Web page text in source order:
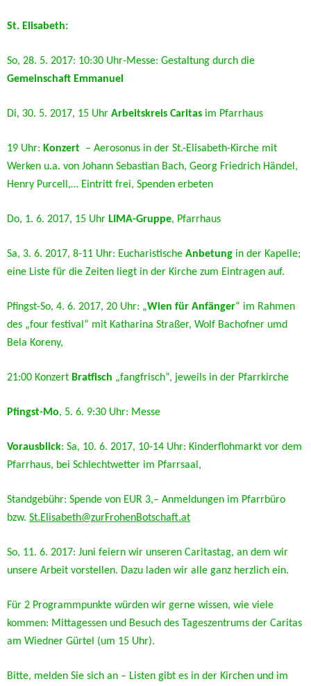
St. Elisabeth:
So, 28. 5. 2017: 10:30 Uhr-Messe: Gestaltung durch die
Gemeinschaft Emmanuel
Di, 30. 5. 2017, 15 Uhr Arbeitskreis Caritas im Pfarrhaus
19 Uhr: Konzert – Aerosonus in der St.-Elisabeth-Kirche mit
Werken u.a. von Johann Sebastian Bach, Georg Friedrich Händel,
Henry Purcell,… Eintritt frei, Spenden erbeten
Do, 1. 6. 2017, 15 Uhr LIMA-Gruppe, Pfarrhaus
Sa, 3. 6. 2017, 8-11 Uhr: Eucharistische Anbetung in der Kapelle;
eine Liste für die Zeiten liegt in der Kirche zum Eintragen auf.
Pfingst-So, 4. 6. 2017, 20 Uhr: „Wien für Anfänger“ im Rahmen
des „four festival“ mit Katharina Straßer, Wolf Bachofner umd
Bela Koreny,
21:00 Konzert Bratfisch „fangfrisch“, jeweils in der Pfarrkirche
Pfingst-Mo, 5. 6. 9:30 Uhr: Messe
Vorausblick: Sa, 10. 6. 2017, 10-14 Uhr: Kinderflohmarkt vor dem
Pfarrhaus, bei Schlechtwetter im Pfarrsaal,
Standgebühr: Spende von EUR 3,– Anmeldungen im Pfarrbüro
bzw. St.Elisabeth@zurFrohenBotschaft.at
So, 11. 6. 2017: Juni feiern wir unseren Caritastag, an dem wir
unsere Arbeit vorstellen. Dazu laden wir alle ganz herzlich ein.
Für 2 Programmpunkte würden wir gerne wissen, wie viele
kommen: Mittagessen und Besuch des Tageszentrums der Caritas
am Wiedner Gürtel (um 15 Uhr).
Bitte, melden Sie sich an – Listen gibt es in der Kirchen und im